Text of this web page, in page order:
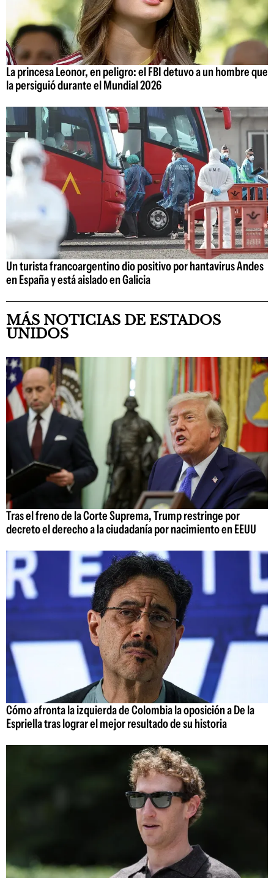
La princesa Leonor, en peligro: el FBI detuvo a un hombre que
la persiguió durante el Mundial 2026
Un turista francoargentino dio positivo por hantavirus Andes
en España y está aislado en Galicia
MÁS NOTICIAS DE ESTADOS
UNIDOS
Tras el freno de la Corte Suprema, Trump restringe por
decreto el derecho a la ciudadanía por nacimiento en EEUU
Cómo afronta la izquierda de Colombia la oposición a De la
Espriella tras lograr el mejor resultado de su historia